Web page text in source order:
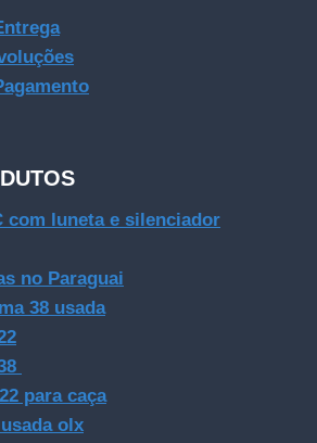
com luneta e silenciador
no Paraguai
38 usada
para caça
olx